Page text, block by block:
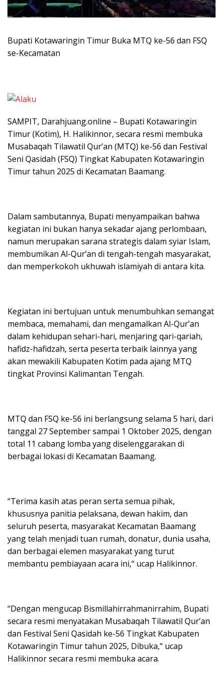
Bupati Kotawaringin Timur Buka MTQ ke-56 dan FSQ
se-Kecamatan
SAMPIT, Darahjuang.online – Bupati Kotawaringin
Timur (Kotim), H. Halikinnor, secara resmi membuka
Musabaqah Tilawatil Qur’an (MTQ) ke-56 dan Festival
Seni Qasidah (FSQ) Tingkat Kabupaten Kotawaringin
Timur tahun 2025 di Kecamatan Baamang.
Dalam sambutannya, Bupati menyampaikan bahwa
kegiatan ini bukan hanya sekadar ajang perlombaan,
namun merupakan sarana strategis dalam syiar Islam,
membumikan Al-Qur’an di tengah-tengah masyarakat,
dan memperkokoh ukhuwah islamiyah di antara kita.
Kegiatan ini bertujuan untuk menumbuhkan semangat
membaca, memahami, dan mengamalkan Al-Qur’an
dalam kehidupan sehari-hari, menjaring qari-qariah,
hafidz-hafidzah, serta peserta terbaik lainnya yang
akan mewakili Kabupaten Kotim pada ajang MTQ
tingkat Provinsi Kalimantan Tengah.
MTQ dan FSQ ke-56 ini berlangsung selama 5 hari, dari
tanggal 27 September sampai 1 Oktober 2025, dengan
total 11 cabang lomba yang diselenggarakan di
berbagai lokasi di Kecamatan Baamang.
“Terima kasih atas peran serta semua pihak,
khususnya panitia pelaksana, dewan hakim, dan
seluruh peserta, masyarakat Kecamatan Baamang
yang telah menjadi tuan rumah, donatur, dunia usaha,
dan berbagai elemen masyarakat yang turut
membantu pembiayaan acara ini,“ ucap Halikinnor.
“Dengan mengucap Bismillahirrahmanirrahim, Bupati
secara resmi menyatakan Musabaqah Tilawatil Qur’an
dan Festival Seni Qasidah ke-56 Tingkat Kabupaten
Kotawaringin Timur tahun 2025, Dibuka,“ ucap
Halikinnor secara resmi membuka acara.